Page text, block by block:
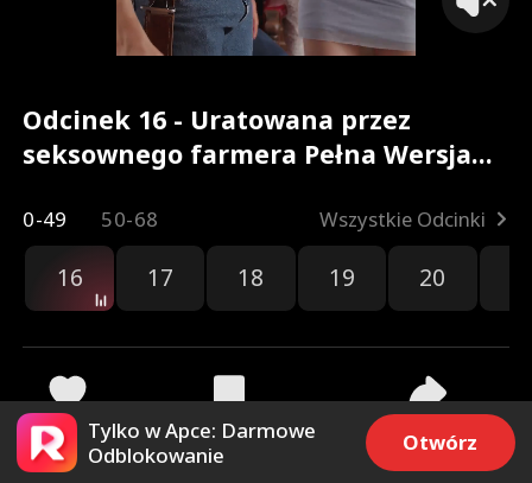
Odcinek 16 - Uratowana przez
seksownego farmera Pełna Wersja
0-49 50-68 Wszystkie Odcinki
16 17 18 19 20
590 8.9k Udostępnij
Tylko w Apce: Darmowe
Odblokowanie
Otwórz